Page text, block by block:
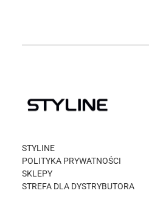
STYLINE
POLITYKA PRYWATNOŚCI
SKLEPY
STREFA DLA DYSTRYBUTORA